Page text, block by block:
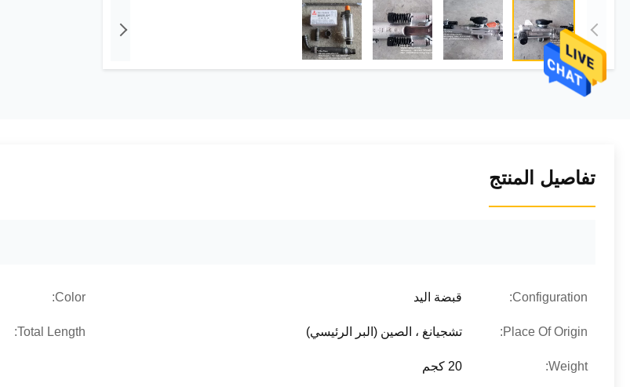
تفاصيل المنتج
Configuration: قبضة اليد Color:
Place Of Origin: تشجيانغ ، الصين (البر الرئيسي) Total Length:
Weight: 20 كجم